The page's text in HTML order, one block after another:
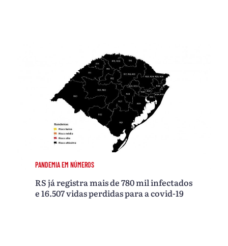
PANDEMIA EM NÚMEROS
RS já registra mais de 780 mil infectados
e 16.507 vidas perdidas para a covid-19